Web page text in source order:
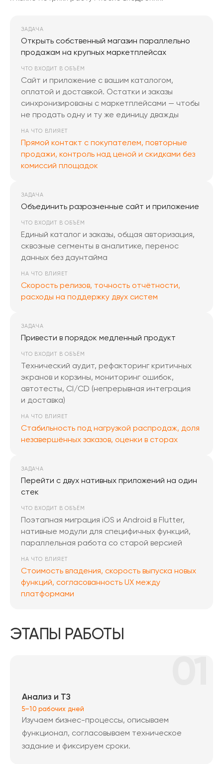
ЗАДАЧА
Открыть собственный магазин параллельно
продажам на крупных маркетплейсах
ЧТО ВХОДИТ В ОБЪЁМ
Сайт и приложение с вашим каталогом,
оплатой и доставкой. Остатки и заказы
синхронизированы с маркетплейсами — чтобы
не продать одну и ту же единицу дважды
НА ЧТО ВЛИЯЕТ
Прямой контакт с покупателем, повторные
продажи, контроль над ценой и скидками без
комиссий площадок
ЗАДАЧА
Объединить разрозненные сайт и приложение
ЧТО ВХОДИТ В ОБЪЁМ
Единый каталог и заказы, общая авторизация,
сквозные сегменты в аналитике, перенос
данных без даунтайма
НА ЧТО ВЛИЯЕТ
Скорость релизов, точность отчётности,
расходы на поддержку двух систем
ЗАДАЧА
Привести в порядок медленный продукт
ЧТО ВХОДИТ В ОБЪЁМ
Технический аудит, рефакторинг критичных
экранов и корзины, мониторинг ошибок,
автотесты, CI/CD (непрерывная интеграция
и доставка)
НА ЧТО ВЛИЯЕТ
Стабильность под нагрузкой распродаж, доля
незавершённых заказов, оценки в сторах
ЗАДАЧА
Перейти с двух нативных приложений на один
стек
ЧТО ВХОДИТ В ОБЪЁМ
Поэтапная миграция iOS и Android в Flutter,
нативные модули для специфичных функций,
параллельная работа со старой версией
НА ЧТО ВЛИЯЕТ
Стоимость владения, скорость выпуска новых
функций, согласованность UX между
платформами
ЭТАПЫ РАБОТЫ
Анализ и ТЗ
5–10 рабочих дней
Изучаем бизнес-процессы, описываем
функционал, согласовываем техническое
задание и фиксируем сроки.